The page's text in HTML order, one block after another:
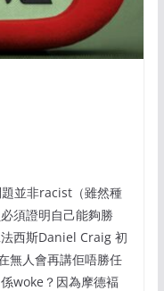
並非racist（雖然種
須證明自己能夠勝
西斯Daniel Craig 初
無人會再講佢唔勝任
woke？因為摩德褔